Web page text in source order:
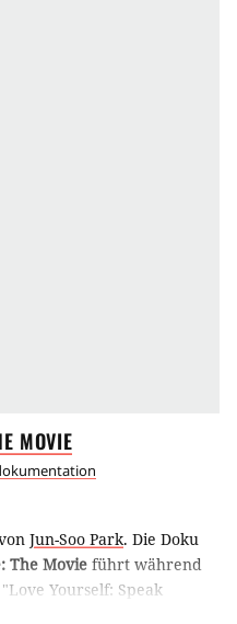
MOVIE
Jun-Soo Park. Die Doku
The Movie führt während
Yourself: Speak